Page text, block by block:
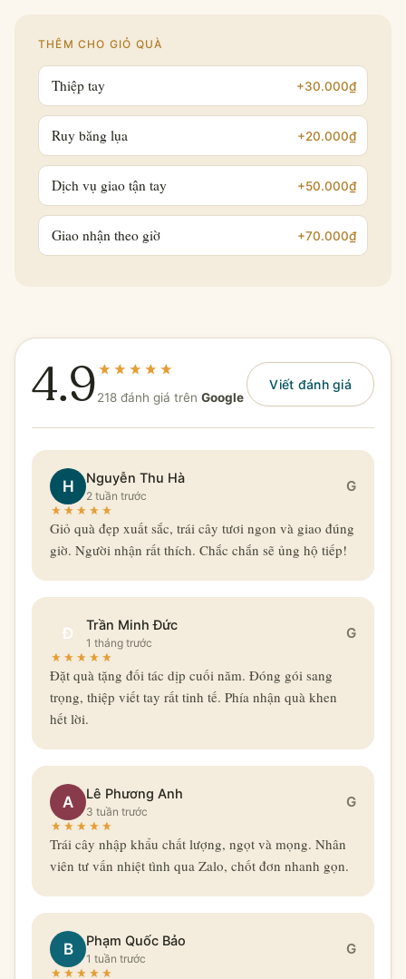
THÊM CHO GIỎ QUÀ
Thiệp tay +30.000₫
Ruy băng lụa +20.000₫
Dịch vụ giao tận tay +50.000₫
Giao nhận theo giờ +70.000₫
4.9218 đánh giá trên Google
Viết đánh giá
H Nguyễn Thu Hà
2 tuần trước
G
Giỏ quà đẹp xuất sắc, trái cây tươi ngon và giao đúng
giờ. Người nhận rất thích. Chắc chắn sẽ ủng hộ tiếp!
Đ Trần Minh Đức
1 tháng trước
G
Đặt quà tặng đối tác dịp cuối năm. Đóng gói sang
trọng, thiệp viết tay rất tinh tế. Phía nhận quà khen
hết lời.
A Lê Phương Anh
3 tuần trước
G
Trái cây nhập khẩu chất lượng, ngọt và mọng. Nhân
viên tư vấn nhiệt tình qua Zalo, chốt đơn nhanh gọn.
B Phạm Quốc Bảo
1 tuần trước
G